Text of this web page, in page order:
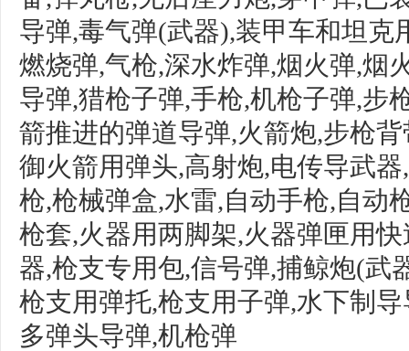
导弹,毒气弹(武器),装甲车和坦克
燃烧弹,气枪,深水炸弹,烟火弹,烟
导弹,猎枪子弹,手枪,机枪子弹,步
箭推进的弹道导弹,火箭炮,步枪背
御火箭用弹头,高射炮,电传导武器
枪,枪械弹盒,水雷,自动手枪,自动
枪套,火器用两脚架,火器弹匣用
器,枪支专用包,信号弹,捕鲸炮(武
枪支用弹托,枪支用子弹,水下制
多弹头导弹,机枪弹